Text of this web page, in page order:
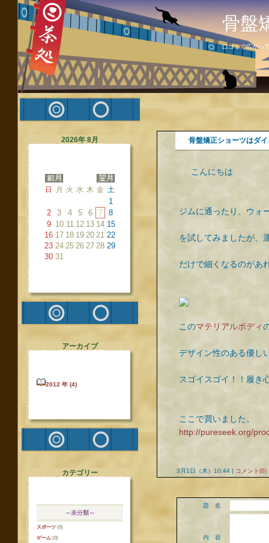
骨盤
口コミで広がっ
2026年 8月
日 月 火 水 木 金 土
1
2
3 4 5 6 7
8
9 10 11 12 13 14 15
16 17 18 19 20 21 22
23 24 25 26 27 28 29
30 31
アーカイブ
2012 年 (4)
カテゴリー
～未分類～
スポーツ (0)
ゲーム (0)
骨盤矯正ショーツはダ
こんにちは
ジムに通ったり、ウォ
を試してみましたが、
だけで細くなるのがあ
このマテリアルボディ
デザイン性のある優し
スゴイスゴイ！！履き
ここで買いました。
http://pureseek.org/
3月1日（木）10:44 | コメント(0)
題 名
内 容